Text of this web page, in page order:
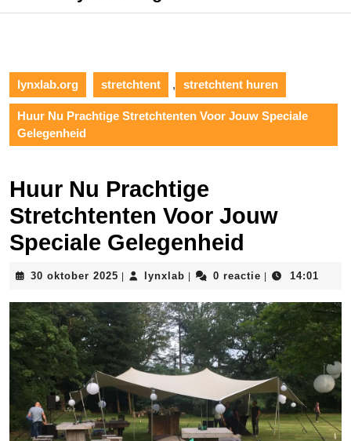
lynxlab.org stretchtent , stretchtent huren
Huur Nu Prachtige Stretchtenten Voor Jouw Speciale
Gelegenheid
Huur Nu Prachtige
Stretchtenten Voor Jouw
Speciale Gelegenheid
30 oktober 2025 30
2025
lynxlab lynxlab0 reactie 14:01